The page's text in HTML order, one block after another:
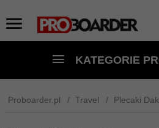
KATEGORIE
Proboarder.pl Travel Plecaki